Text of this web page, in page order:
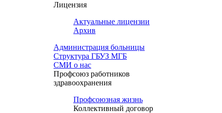
Лицензия
Актуальные лицензии
Архив
Администрация больницы
Структура ГБУЗ МГБ
СМИ о нас
Профсоюз работников
здравоохранения
Профсоюзная жизнь
Коллективный договор